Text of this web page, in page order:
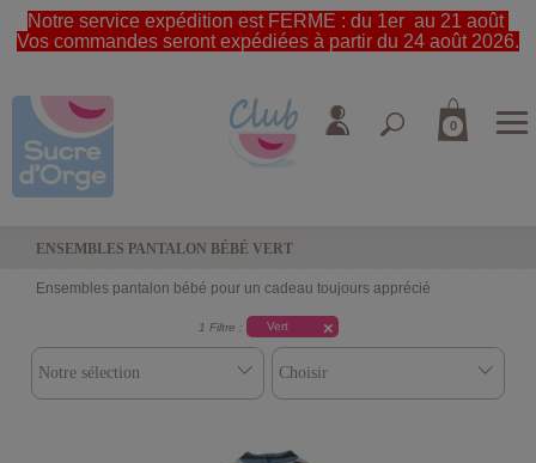
Notre service expédition est FERME : du 1er au 21 août
Vos commandes seront expédiées à partir du 24 août 2026.
0
ENSEMBLES PANTALON BÉBÉ VERT
Ensembles pantalon bébé pour un cadeau toujours apprécié
1 Filtre : Vert